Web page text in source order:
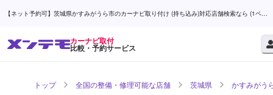
【ネット予約可】茨城県かすみがうら市のカーナビ取り付け (持ち込み)対応店舗検索なら (1ペー
カーナビ取付
比較・予約サービス
トップ 全国の整備・修理可能な店舗 茨城県 かすみがう